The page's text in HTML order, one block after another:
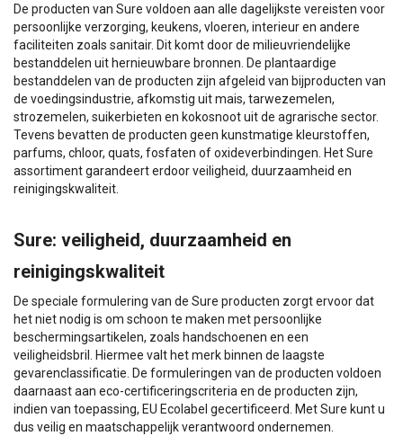
De producten van Sure voldoen aan alle dagelijkste vereisten voor
persoonlijke verzorging, keukens, vloeren, interieur en andere
faciliteiten zoals sanitair. Dit komt door de milieuvriendelijke
bestanddelen uit hernieuwbare bronnen. De plantaardige
bestanddelen van de producten zijn afgeleid van bijproducten van
de voedingsindustrie, afkomstig uit mais, tarwezemelen,
strozemelen, suikerbieten en kokosnoot uit de agrarische sector.
Tevens bevatten de producten geen kunstmatige kleurstoffen,
parfums, chloor, quats, fosfaten of oxideverbindingen. Het Sure
assortiment garandeert erdoor veiligheid, duurzaamheid en
reinigingskwaliteit.
Sure: veiligheid, duurzaamheid en
reinigingskwaliteit
De speciale formulering van de Sure producten zorgt ervoor dat
het niet nodig is om schoon te maken met persoonlijke
beschermingsartikelen, zoals handschoenen en een
veiligheidsbril. Hiermee valt het merk binnen de laagste
gevarenclassificatie. De formuleringen van de producten voldoen
daarnaast aan eco-certificeringscriteria en de producten zijn,
indien van toepassing, EU Ecolabel gecertificeerd. Met Sure kunt u
dus veilig en maatschappelijk verantwoord ondernemen.